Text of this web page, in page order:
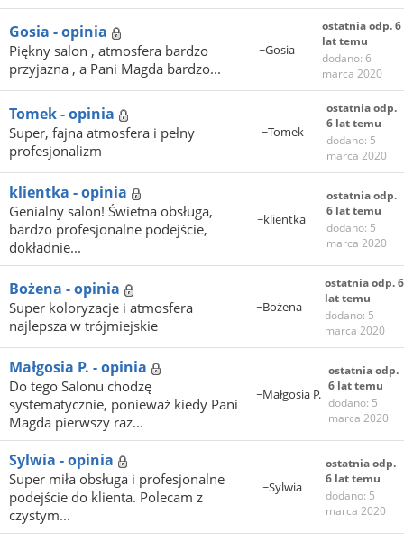
Gosia - opinia
Piękny salon , atmosfera bardzo
przyjazna , a Pani Magda bardzo...
~Gosia
ostatnia odp. 6
lat temu
dodano: 6
marca 2020
Tomek - opinia
Super, fajna atmosfera i pełny
profesjonalizm
~Tomek
ostatnia odp.
6 lat temu
dodano: 5
marca 2020
klientka - opinia
Genialny salon! Świetna obsługa,
bardzo profesjonalne podejście,
dokładnie...
~klientka
ostatnia odp.
6 lat temu
dodano: 5
marca 2020
Bożena - opinia
Super koloryzacje i atmosfera
najlepsza w trójmiejskie
~Bożena
ostatnia odp. 6
lat temu
dodano: 5
marca 2020
Małgosia P. - opinia
Do tego Salonu chodzę
systematycznie, ponieważ kiedy Pani
Magda pierwszy raz...
~Małgosia P.
ostatnia odp.
6 lat temu
dodano: 5
marca 2020
Sylwia - opinia
Super miła obsługa i profesjonalne
podejście do klienta. Polecam z
czystym...
~Sylwia
ostatnia odp.
6 lat temu
dodano: 5
marca 2020